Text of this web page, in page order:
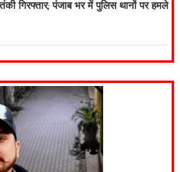
गिरफ्तार; पंजाब भर में पुलिस थानों पर हमले